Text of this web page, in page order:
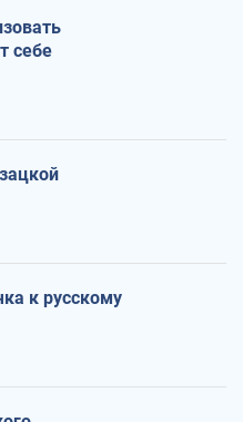
себе
к русскому